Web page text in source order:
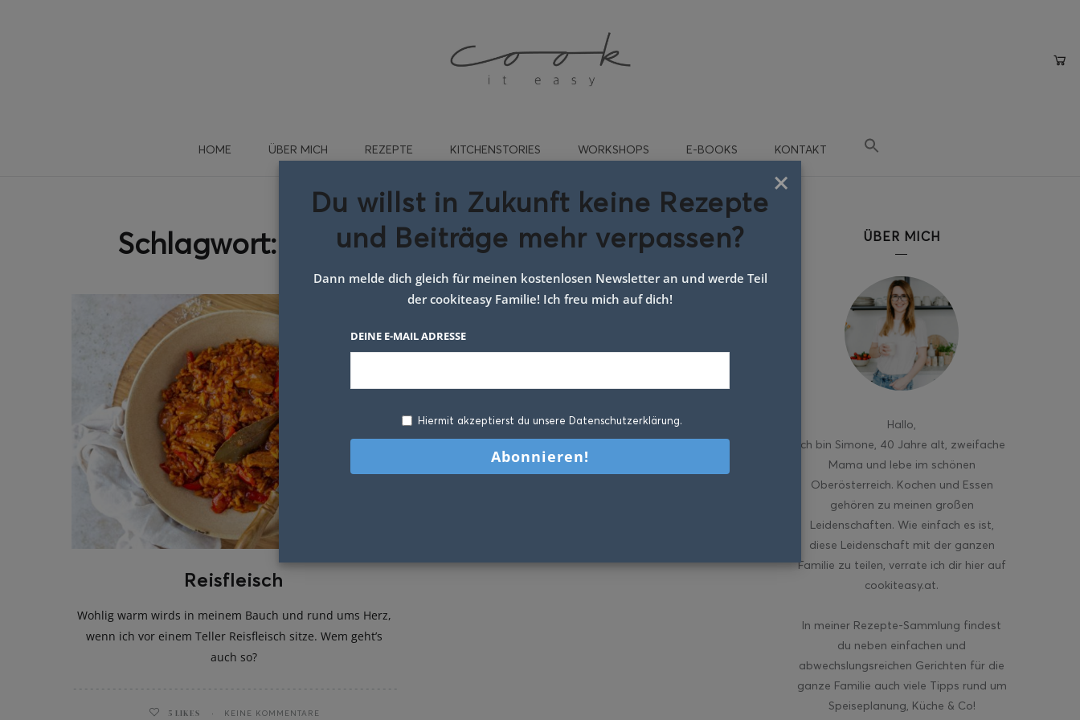
HOME ÜBER MICH REZEPTE KITCHENSTORIES WORKSHOPS E-BOOKS KONTAKT
Schlagwort: Einfaches Rezept für Reisfleisch
Reisfleisch
Wohlig warm wirds in meinem Bauch und rund ums Herz,
wenn ich vor einem Teller Reisfleisch sitze. Wem geht’s
auch so?
5 LIKES KEINE KOMMENTARE
ÜBER MICH
Hallo
ich bin Simone, 40 Jahre alt, zweifache
Mama und lebe im schönen
Oberösterreich. Kochen und Essen
gehören zu meinen großen
Leidenschaften. Wie einfach es ist,
diese Leidenschaft mit der ganzen
Familie zu teilen, verrate ich dir hier auf
cookiteasy.at.
In meiner Rezepte-Sammlung findest
du neben einfachen und
abwechslungsreichen Gerichten für die
ganze Familie auch viele Tipps rund um
Speiseplanung, Küche & Co!
×
Du willst in Zukunft keine Rezepte
und Beiträge mehr verpassen?
Dann melde dich gleich für meinen kostenlosen Newsletter an und werde Teil
der cookiteasy Familie! Ich freu mich auf dich!
DEINE E-MAIL ADRESSE
Hiermit akzeptierst du unsere Datenschutzerklärung.